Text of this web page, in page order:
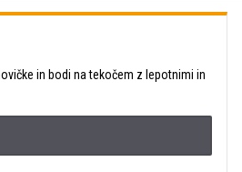
in bodi na tekočem z lepotnimi in